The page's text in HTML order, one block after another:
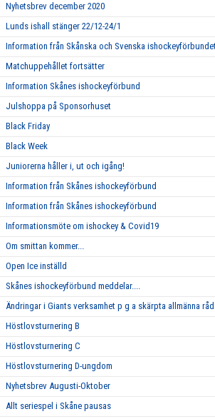
Nyhetsbrev december 2020
Lunds ishall stänger 22/12-24/1
Information från Skånska och Svenska ishockeyförbundet
Matchuppehållet fortsätter
Information Skånes ishockeyförbund
Julshoppa på Sponsorhuset
Black Friday
Black Week
Juniorerna håller i, ut och igång!
Information från Skånes ishockeyförbund
Information från Skånes ishockeyförbund
Informationsmöte om ishockey & Covid19
Om smittan kommer...
Open Ice inställd
Skånes ishockeyförbund meddelar....
Ändringar i Giants verksamhet p g a skärpta allmänna råd
Höstlovsturnering B
Höstlovsturnering C
Höstlovsturnering D-ungdom
Nyhetsbrev Augusti-Oktober
Allt seriespel i Skåne pausas